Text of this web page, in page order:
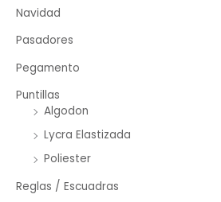
Navidad
Pasadores
Pegamento
Puntillas
Algodon
Lycra Elastizada
Poliester
Reglas / Escuadras